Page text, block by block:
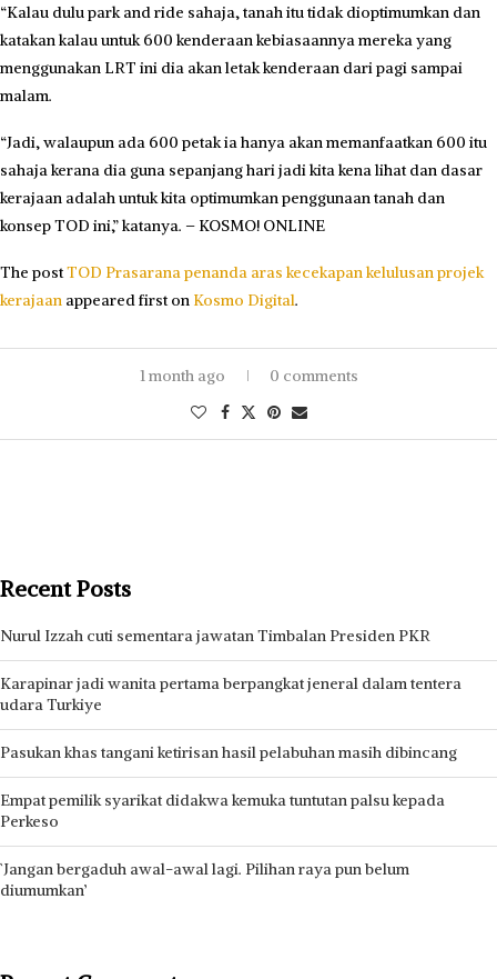
“Kalau dulu park and ride sahaja, tanah itu tidak dioptimumkan dan
katakan kalau untuk 600 kenderaan kebiasaannya mereka yang
menggunakan LRT ini dia akan letak kenderaan dari pagi sampai
malam.
“Jadi, walaupun ada 600 petak ia hanya akan memanfaatkan 600 itu
sahaja kerana dia guna sepanjang hari jadi kita kena lihat dan dasar
kerajaan adalah untuk kita optimumkan penggunaan tanah dan
konsep TOD ini,” katanya. – KOSMO! ONLINE
The postTOD Prasarana penanda aras kecekapan kelulusan projek
kerajaan appeared first on Kosmo Digital.
1 month ago 0 comments
Recent Posts
Nurul Izzah cuti sementara jawatan Timbalan Presiden PKR
Karapinar jadi wanita pertama berpangkat jeneral dalam tentera
udara Turkiye
Pasukan khas tangani ketirisan hasil pelabuhan masih dibincang
Empat pemilik syarikat didakwa kemuka tuntutan palsu kepada
Perkeso
`Jangan bergaduh awal-awal lagi. Pilihan raya pun belum
diumumkan’